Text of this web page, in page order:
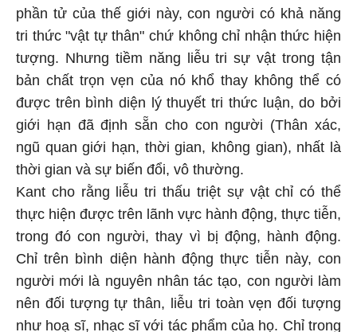
phần tử của thế giới này, con người có khả năng
tri thức "vật tự thân" chứ không chỉ nhận thức hiện
tượng. Nhưng tiềm năng liễu tri sự vật trong tận
bản chất trọn vẹn của nó khổ thay không thể có
được trên bình diện lý thuyết tri thức luận, do bởi
giới hạn đã định sẵn cho con người (Thân xác,
ngũ quan giới hạn, thời gian, không gian), nhất là
thời gian và sự biến đổi, vô thường.
Kant cho rằng liễu tri thấu triệt sự vật chỉ có thể
thực hiện được trên lãnh vực hành động, thực tiễn,
trong đó con người, thay vì bị động, hành động.
Chỉ trên bình diện hành động thực tiễn này, con
người mới là nguyên nhân tác tạo, con người làm
nên đối tượng tự thân, liễu tri toàn vẹn đối tượng
như hoạ sĩ, nhạc sĩ với tác phẩm của họ. Chỉ trong